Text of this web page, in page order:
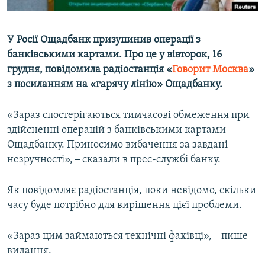
СВІДЧЕННЯ ОКУПАЦІЇ
ІНФОГРАФІКА
Qırımtatar
ДОЛУЧАЙСЯ!
У Росії Ощадбанк призупинив операції з
банківськими картами. Про це у вівторок, 16
грудня, повідомила радіостанція «Говорит Москва»
з посиланням на «гарячу лінію» Ощадбанку.
«Зараз спостерігаються тимчасові обмеження при
здійсненні операцій з банківськими картами
Ощадбанку. Приносимо вибачення за завдані
незручності», –сказали в прес-службі банку.
Як повідомляє радіостанція, поки невідомо, скільки
часу буде потрібно для вирішення цієї проблеми.
«Зараз цим займаються технічні фахівці», –пише